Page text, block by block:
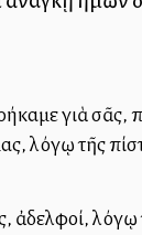
γιὰ σᾶς,
λόγῳ τῆς
ἀδελφοί,